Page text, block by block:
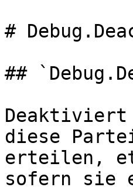
#
##
Deaktiviert
diese
erteilen,
sofern sie